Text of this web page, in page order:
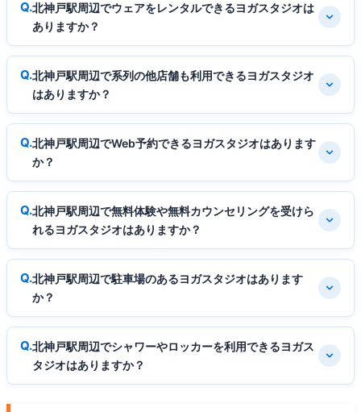
北神戸駅周辺でウェアをレンタルできるヨガスタジオは
ありますか？
北神戸駅周辺で系列の他店舗も利用できるヨガスタジオ
はありますか？
北神戸駅周辺でWeb予約できるヨガスタジオはあります
か？
北神戸駅周辺で無料体験や無料カウンセリングを受けら
れるヨガスタジオはありますか？
北神戸駅周辺で駐車場のあるヨガスタジオはあります
か？
北神戸駅周辺でシャワーやロッカーを利用できるヨガス
タジオはありますか？